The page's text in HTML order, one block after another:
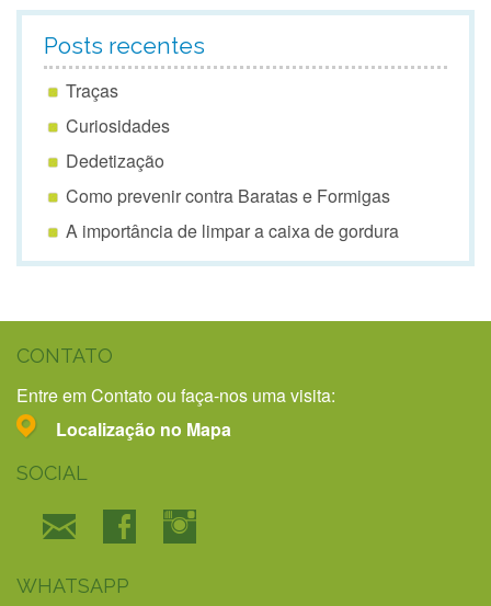
Posts recentes
Traças
Curiosidades
Dedetização
Como prevenir contra Baratas e Formigas
A importância de limpar a caixa de gordura
CONTATO
Entre em Contato ou faça-nos uma visita:
Localização no Mapa
SOCIAL
WHATSAPP